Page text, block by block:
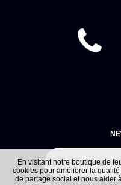
En visitant notre boutique de
cookies pour améliorer la
de partage social et nous aider